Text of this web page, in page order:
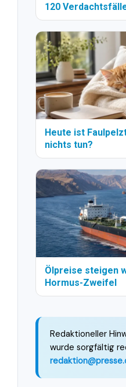
120
Heute ist
nichts tun?
Ölpreise steigen
Hormus-Zweifel
Redaktioneller
wurde sorgfältig